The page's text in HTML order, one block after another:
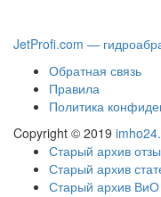
JetProfi.com —
Обратная связь
Правила
Политика
Copyright © 2019
Старый архив
Старый архив
Старый архив ВиО